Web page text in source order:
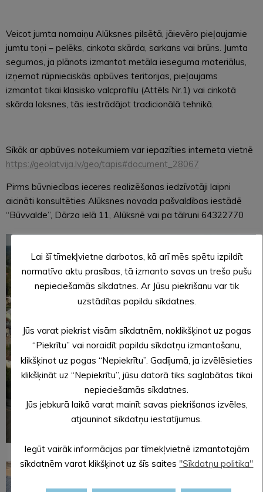
Veicot jumta nomaiņu Alūksnes pilsētā, jāievēro pieļaujamie
jumtu toņi – pelēks, cinkota skārda, sarkans vai brūns. Jumta
segumos, ja plānots izmantot metāla ieseguma materiālus,
izņemot rūpnieciskās apbūves teritorijas, pieļaujams
izmantot tikai klasisko valcprofilu (Attēls Nr.1) vai cinkotā
skārda loksnes, tās iestrādājot tradicionālā tehnikā.
Sīkāk ar apbūves noteikumiem var iepazīties interneta vietnē
https://geolatvija.lv/geo/tapis#document_28067
Pirms būvniecības ieceres realizēšanas iedzīvotāji laipni
aicināti konsultēties Alūksnes novada pašvaldības iestādē
“Būvvalde”, Dārza ielā 11, Alūksnē vai pa tālruni 64322770
Lai šī tīmekļvietne darbotos, kā arī mēs spētu izpildīt
normatīvo aktu prasības, tā izmanto savas un trešo pušu
nepieciešamās sīkdatnes. Ar Jūsu piekrišanu var tik
uzstādītas papildu sīkdatnes.
Jūs varat piekrist visām sīkdatnēm, noklikšķinot uz pogas
“Piekrītu” vai noraidīt papildu sīkdatņu izmantošanu,
klikšķinot uz pogas “Nepiekrītu”. Gadījumā, ja izvēlēsieties
klikšķināt uz “Nepiekrītu”, jūsu datorā tiks saglabātas tikai
nepieciešamās sīkdatnes.
Jūs jebkurā laikā varat mainīt savas piekrišanas izvēles,
atjauninot sīkdatņu iestatījumus.
Iegūt vairāk informācijas par tīmekļvietnē izmantotajām
sīkdatnēm varat klikšķinot uz šīs saites "Sīkdatņu politika"